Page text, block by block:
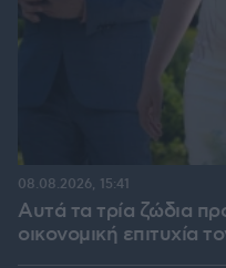
Αυτά τα τρία ζώδια
οικονομική επιτυχία
08.08.2026, 15:41